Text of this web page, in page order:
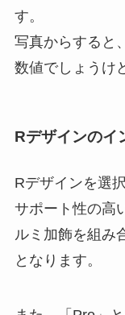
す。
写真からすると
数値でしょうけ
Rデザインのイ
Rデザインを選
サポート性の高
ルミ加飾を組み
となります。